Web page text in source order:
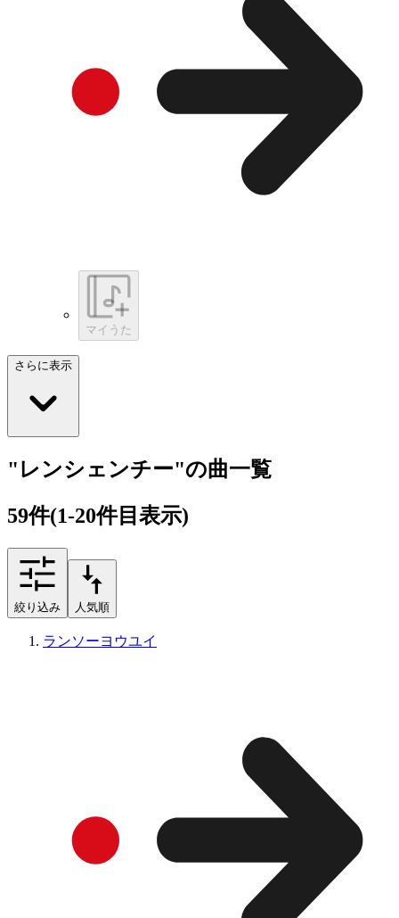
マイうた
さらに表示
"レンシェンチー"の曲一覧
59件(1-20件目表示)
絞り込み 人気順
ランソーヨウユイ